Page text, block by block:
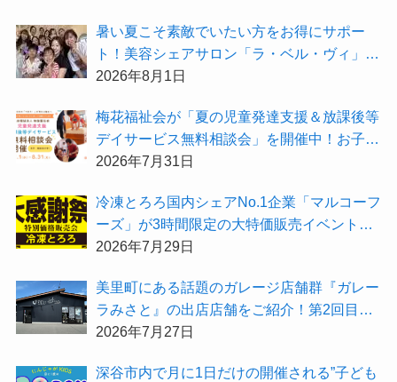
暑い夏こそ素敵でいたい方をお得にサポー
ト！美容シェアサロン「ラ・ベル・ヴィ」か
ら2026年8月のお得情報が届きました！
2026年8月1日
梅花福祉会が「夏の児童発達支援＆放課後等
デイサービス無料相談会」を開催中！お子さ
まの「できた！」を増やす夏にしてみません
2026年7月31日
冷凍とろろ国内シェアNo.1企業「マルコーフ
ーズ」が3時間限定の大特価販売イベント
『夏の大感謝祭2026」を開催！
2026年7月29日
美里町にある話題のガレージ店舗群『ガレー
ラみさと』の出店店舗をご紹介！第2回目は
「Hair Salon ULU（ウル）美里店」
2026年7月27日
深谷市内で月に1日だけの開催される”子ども